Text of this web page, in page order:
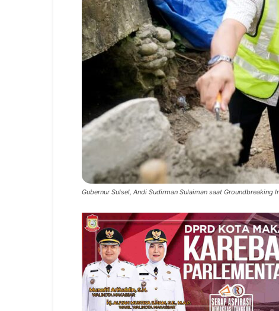
Gubernur Sulsel, Andi Sudirman Sulaiman saat Groundbreaking